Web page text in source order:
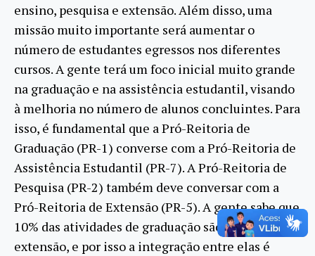
ensino, pesquisa e extensão. Além disso, uma
missão muito importante será aumentar o
número de estudantes egressos nos diferentes
cursos. A gente terá um foco inicial muito grande
na graduação e na assistência estudantil, visando
à melhoria no número de alunos concluintes. Para
isso, é fundamental que a Pró-Reitoria de
Graduação (PR-1) converse com a Pró-Reitoria de
Assistência Estudantil (PR-7). A Pró-Reitoria de
Pesquisa (PR-2) também deve conversar com a
Pró-Reitoria de Extensão (PR-5). A gente sabe que
10% das atividades de graduação são atividades de
extensão, e por isso a integração entre elas é